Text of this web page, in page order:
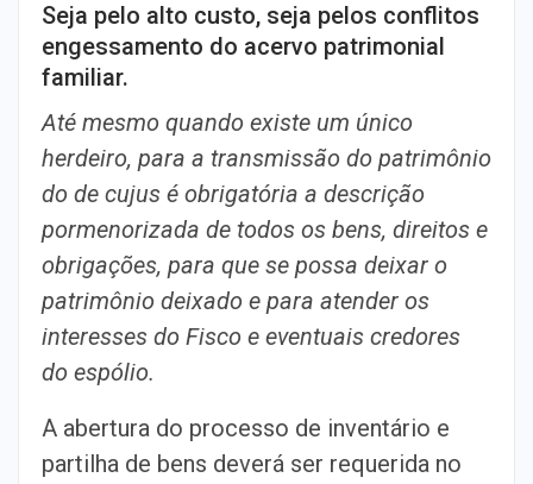
Seja pelo alto custo, seja pelos conflitos
engessamento do acervo patrimonial
familiar.
Até mesmo quando existe um único
herdeiro, para a transmissão do patrimônio
do de cujus é obrigatória a descrição
pormenorizada de todos os bens, direitos e
obrigações, para que se possa deixar o
patrimônio deixado e para atender os
interesses do Fisco e eventuais credores
do espólio.
A abertura do processo de inventário e
partilha de bens deverá ser requerida no